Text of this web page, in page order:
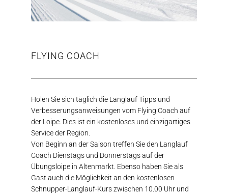
FLYING COACH
Holen Sie sich täglich die Langlauf Tipps und
Verbesserungsanweisungen vom Flying Coach auf
der Loipe. Dies ist ein kostenloses und einzigartiges
Service der Region.
Von Beginn an der Saison treffen Sie den Langlauf
Coach Dienstags und Donnerstags auf der
Übungsloipe in Altenmarkt. Ebenso haben Sie als
Gast auch die Möglichkeit an den kostenlosen
Schnupper-Langlauf-Kurs zwischen 10.00 Uhr und